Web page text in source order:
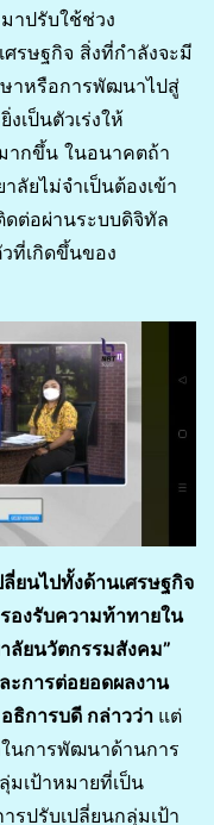
าปรับใช้ช่วง
รษฐกิจ สิ่งที่กำลังจะมี
าหรือการพัฒนาไปสู่
เป็นตัวเร่งให้
ากขึ้น ในอนาคตถ้า
ยไม่จำเป็นต้องเข้า
ดต่อผ่านระบบดิจิทัล
ที่เกิดขึ้นของ
ยนไปทั้งด้านเศรษฐกิจ
งรับความท้าทายใน
ลัยนวัตกรรมสังคม”
ะการต่อยอดผลงาน
ธิการบดี กล่าวว่า แต่
นการพัฒนาด้านการ
เป้าหมายที่เป็น
รปรับเปลี่ยนกลุ่มเป้า